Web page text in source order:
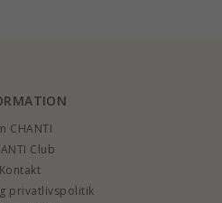
CHANTI
Club
Kontakt
privatlivspolitik